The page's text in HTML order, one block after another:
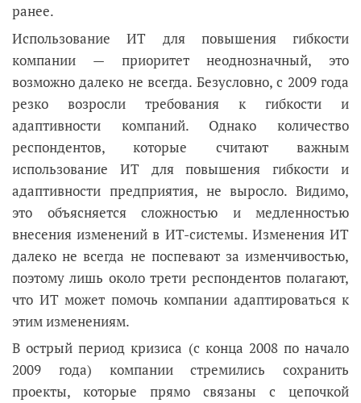
ранее.
Использование ИТ для повышения гибкости
компании — приоритет неоднозначный, это
возможно далеко не всегда. Безусловно, с 2009 года
резко возросли требования к гибкости и
адаптивности компаний. Однако количество
респондентов, которые считают важным
использование ИТ для повышения гибкости и
адаптивности предприятия, не выросло. Видимо,
это объясняется сложностью и медленностью
внесения изменений в ИТ-системы. Изменения ИТ
далеко не всегда не поспевают за изменчивостью,
поэтому лишь около трети респондентов полагают,
что ИТ может помочь компании адаптироваться к
этим изменениям.
В острый период кризиса (с конца 2008 по начало
2009 года) компании стремились сохранить
проекты, которые прямо связаны с цепочкой